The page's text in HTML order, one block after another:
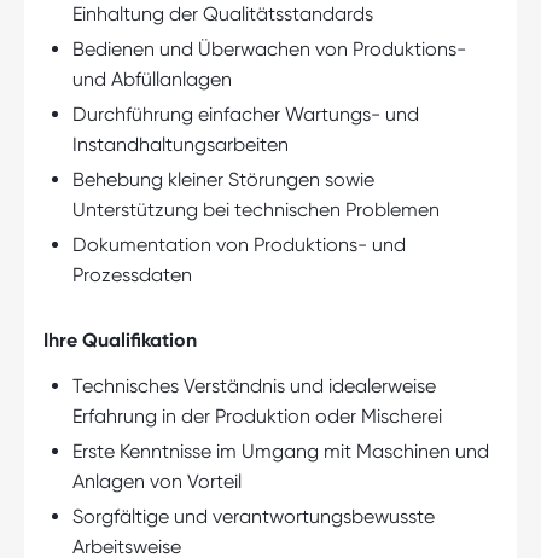
Einhaltung der Qualitätsstandards
Bedienen und Überwachen von Produktions-
und Abfüllanlagen
Durchführung einfacher Wartungs- und
Instandhaltungsarbeiten
Behebung kleiner Störungen sowie
Unterstützung bei technischen Problemen
Dokumentation von Produktions- und
Prozessdaten
Ihre Qualifikation
Technisches Verständnis und idealerweise
Erfahrung in der Produktion oder Mischerei
Erste Kenntnisse im Umgang mit Maschinen und
Anlagen von Vorteil
Sorgfältige und verantwortungsbewusste
Arbeitsweise